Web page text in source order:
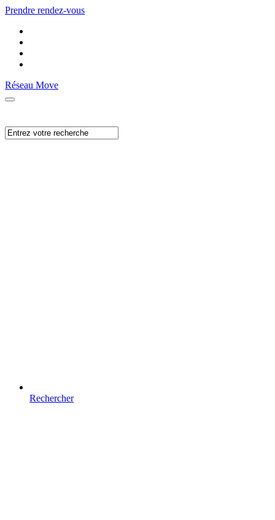
Prendre rendez-vous
Réseau Move
Rechercher